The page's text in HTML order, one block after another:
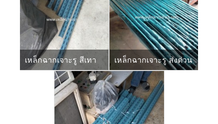
เหล็กฉากเจาะรู สีเทา เหล็กฉากเจาะรู ส่งด่วน